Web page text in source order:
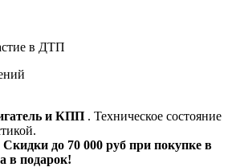
в ДТП
и КПП . Техническое состояние
Скидки до 70 000 руб при покупке в
в подарок!